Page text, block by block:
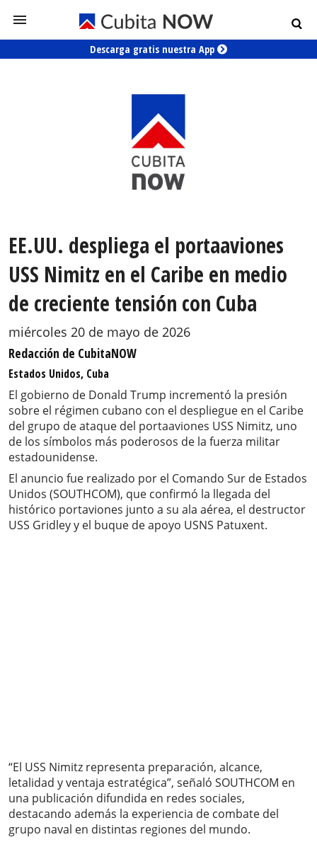
Descarga gratis nuestra App
EE.UU. despliega el portaaviones
USS Nimitz en el Caribe en medio
de creciente tensión con Cuba
miércoles 20 de mayo de 2026
Redacción de CubitaNOW
Estados Unidos, Cuba
El gobierno de Donald Trump incrementó la presión
sobre el régimen cubano con el despliegue en el Caribe
del grupo de ataque del portaaviones USS Nimitz, uno
de los símbolos más poderosos de la fuerza militar
estadounidense.
El anuncio fue realizado por el Comando Sur de Estados
Unidos (SOUTHCOM), que confirmó la llegada del
histórico portaviones junto a su ala aérea, el destructor
USS Gridley y el buque de apoyo USNS Patuxent.
“El USS Nimitz representa preparación, alcance,
letalidad y ventaja estratégica”, señaló SOUTHCOM en
una publicación difundida en redes sociales,
destacando además la experiencia de combate del
grupo naval en distintas regiones del mundo.